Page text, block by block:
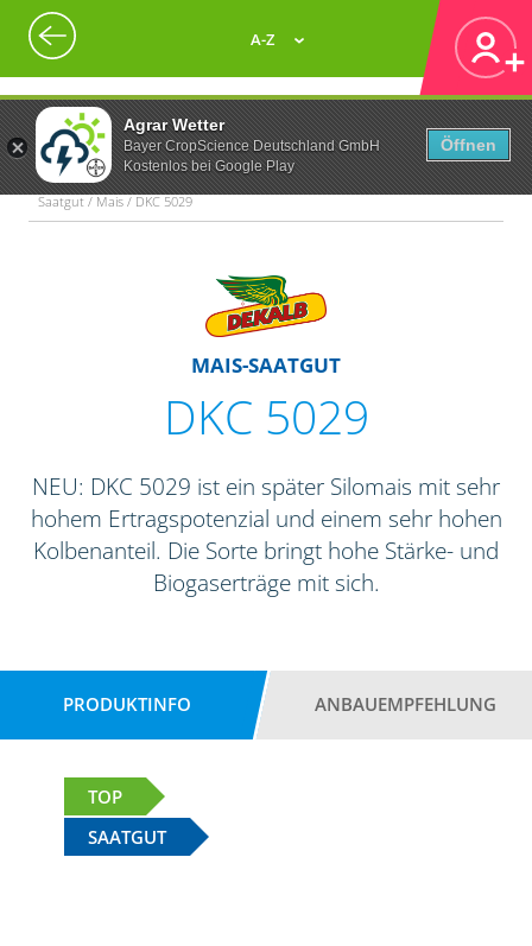
Agrar Wetter
Bayer CropScience Deutschland GmbH
Kostenlos bei Google Play
Öffnen
A-Z
Saatgut / Mais / DKC 5029
MAIS-SAATGUT
DKC 5029
NEU: DKC 5029 ist ein später Silomais mit sehr
hohem Ertragspotenzial und einem sehr hohen
Kolbenanteil. Die Sorte bringt hohe Stärke- und
Biogaserträge mit sich.
PRODUKTINFO ANBAUEMPFEHLUNG
TOP
SAATGUT